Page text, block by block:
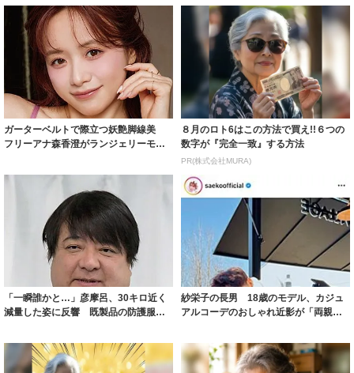
ガーターベルトで際立つ妖艶脚線美
フリーアナ森香澄がランジェリーモデ
８月のロト6はこの方法で買え!!６つの
数字が『完全一致』する方法
PR(株式会社MURA)
「一瞬誰かと…」彦摩呂、30キロ近く
減量した姿に反響 既製品の防護服が
紗栄子の長男 18歳のモデル、カジュ
アルコーデのおしゃれ近影が「両親の